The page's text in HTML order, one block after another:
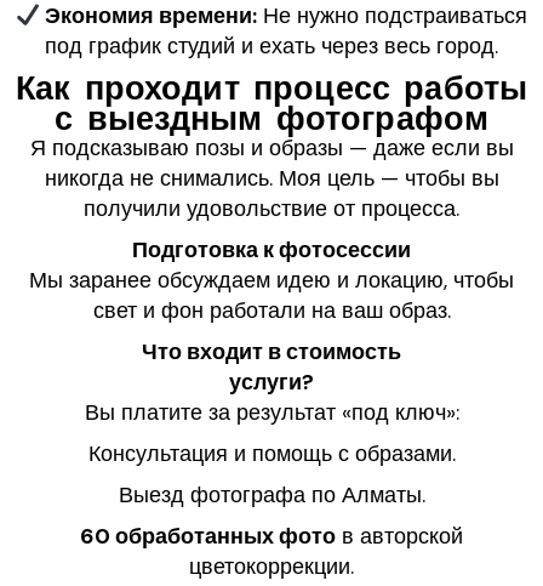
Экономия времени: Не нужно подстраиваться
под график студий и ехать через весь город.
Как проходит процесс работы
с выездным фотографом
Я подсказываю позы и образы — даже если вы
никогда не снимались. Моя цель — чтобы вы
получили удовольствие от процесса.
Подготовка к фотосессии
Мы заранее обсуждаем идею и локацию, чтобы
свет и фон работали на ваш образ.
Что входит в стоимость
услуги?
Вы платите за результат «под ключ»:
Консультация и помощь с образами.
Выезд фотографа по Алматы.
60 обработанных фото в авторской
цветокоррекции.